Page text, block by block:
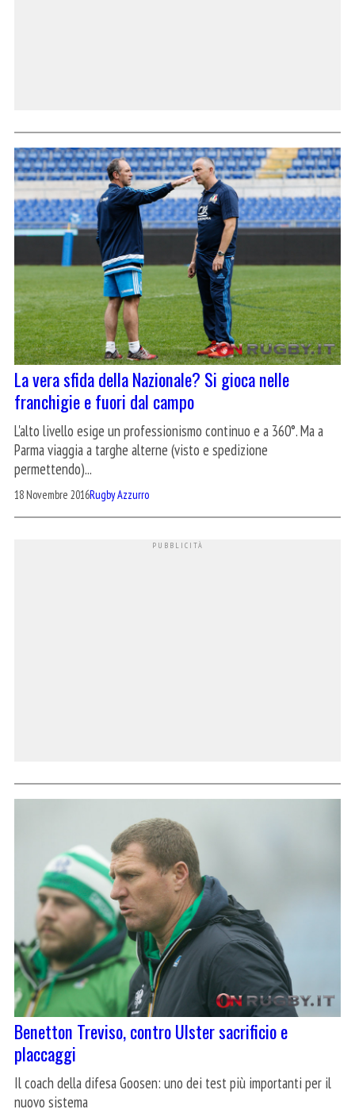
La vera sfida della Nazionale? Si gioca nelle
franchigie e fuori dal campo
L'alto livello esige un professionismo continuo e a 360°. Ma a
Parma viaggia a targhe alterne (visto e spedizione
permettendo)...
18 Novembre 2016Rugby Azzurro
Benetton Treviso, contro Ulster sacrificio e
placcaggi
Il coach della difesa Goosen: uno dei test più importanti per il
nuovo sistema